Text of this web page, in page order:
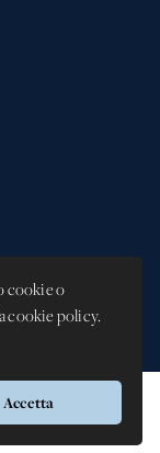
cookie o
cookie policy.
Accetta